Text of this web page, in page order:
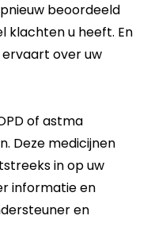
beoordeeld
klachten u heeft. En
over uw
of astma
Deze medicijnen
in op uw
informatie en
en